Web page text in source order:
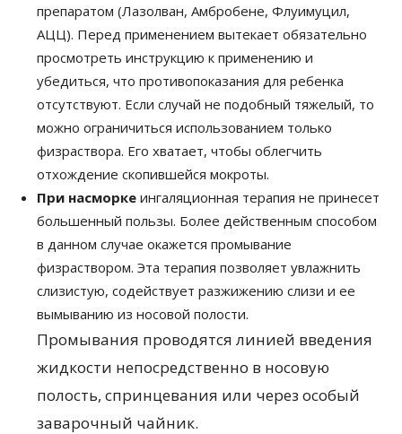
препаратом (Лазолван, Амбробене, Флуимуцил,
АЦЦ). Перед применением вытекает обязательно
просмотреть инструкцию к применению и
убедиться, что противопоказания для ребенка
отсутствуют. Если случай не подобный тяжелый, то
можно ограничиться использованием только
физраствора. Его хватает, чтобы облегчить
отхождение скопившейся мокроты.
При насморке ингаляционная терапия не принесет
большенный пользы. Более действенным способом
в данном случае окажется промывание
физраствором. Эта терапия позволяет увлажнить
слизистую, содействует разжижению слизи и ее
вымыванию из носовой полости.
Промывания проводятся линией введения
жидкости непосредственно в носовую
полость, спринцевания или через особый
заварочный чайник.